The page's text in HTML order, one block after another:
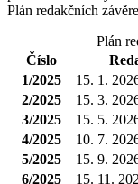
Plán redakčních
Plán
Číslo
1/2025
15. 1.
2/2025
15. 3.
3/2025
15. 5.
4/2025
10. 7.
5/2025
15. 9.
6/2025
15. 11.